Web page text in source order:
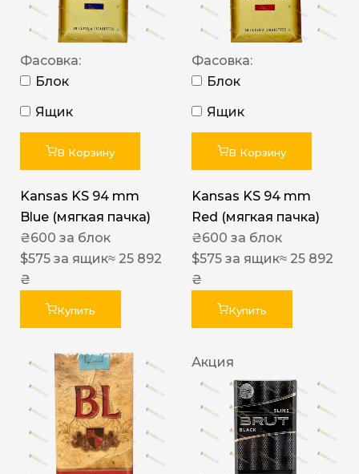
Фасовка:
Блок
Ящик
В Корзину
Kansas KS 94 mm
Blue (мягкая пачка)
₴600 за блок
$575 за ящик≈ 25 892
₴
Купить
Фасовка:
Блок
Ящик
В Корзину
Kansas KS 94 mm
Red (мягкая пачка)
₴600 за блок
$575 за ящик≈ 25 892
₴
Купить
Акция